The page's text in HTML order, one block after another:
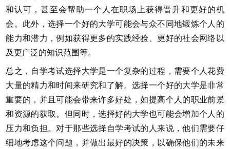
和认可，甚至会帮助一个人在职场上获得晋升和更好的机
会。此外，选择一个好的大学可能会与众不同地锻炼个人的
能力和潜力，例如获得更多的实践经验、更好的社会网络以
及更广泛的知识范围等。
总之，自学考试选择大学是一个复杂的过程，需要个人花费
大量的精力和时间来研究和了解。选择一个好的大学是非常
重要的，并且可能会带来许多好处，如提高个人的职业前景
和资源的获取。但同时，选择好的大学也可能会增加个人的
压力和负担。对于那些选择自学考试的人来说，他们需要仔
细地考虑这个问题，并做出最好的决策，以确保他们的未来